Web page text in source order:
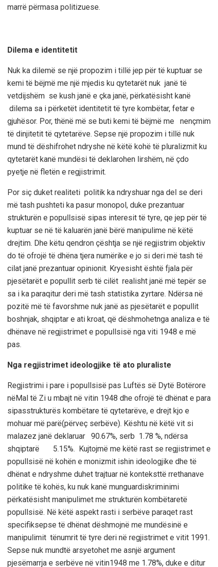
marrë përmasa politizuese.
Dilema e identitetit
Nuk ka dilemë se një propozim i tillë jep për të kuptuar se
kemi të bëjmë me një mjedis ku qytetarët nuk janë të
vetdijshëm se kush janë e çka janë, përkatësisht kanë
dilema sa i përketët identitetit të tyre kombëtar, fetar e
gjuhësor. Por, thënë më se buti kemi të bëjmë me
nençmim
të dinjitetit të qytetarëve. Sepse një propozim i tillë nuk
mund të dëshifrohet ndryshe në këtë kohë të pluralizmit ku
qytetarët kanë mundësi të deklarohen lirshëm, në çdo
pyetje në fletën e regjistrimit.
Por siç duket realiteti politik ka ndryshuar nga del se deri
më tash pushteti ka pasur monopol, duke prezantuar
strukturën e popullsisë sipas interesit të tyre, qe jep për të
kuptuar se në të kaluarën janë bërë manipulime në këtë
drejtim. Dhe këtu qendron çështja se një regjistrim objektiv
do të ofrojë të dhëna tjera numërike e jo si deri më tash të
cilat janë prezantuar opinionit. Kryesisht është fjala për
pjesëtarët e popullit serb të cilët realisht janë më tepër se
sa i ka paraqitur deri më tash statistika zyrtare. Ndërsa në
pozitë më të favorshme nuk janë as pjesëtarët e popullit
boshnjak, shqiptar e ati kroat, që dëshmohetnga analiza e të
dhënave në regjistrimet e popullsisë nga viti 1948 e më
pas.
Nga regjistrimet ideologjike të ato pluraliste
Regjistrimi i pare i popullsisë pas Luftës së Dytë Botërore
në Mal të Zi u mbajt në vitin 1948 dhe ofrojë të dhënat e para
sipasstrukturës kombëtare të qytetarëve, e drejt kjo e
mohuar më parë(përveç serbëve). Kështu në këtë vit si
malazez janë deklaruar 90.67%, serb 1.78 %, ndërsa
shqiptarë
5.15%. Kujtojmë me këtë rast se regjistrimet e
popullsisë në kohën e monizmit ishin ideologjike dhe të
dhënat e ndryshme duhet trajtuar në konteksttë rrethanave
politike të kohës, ku nuk kanë munguardiskriminimi
përkatësisht manipulimet me strukturën kombëtaretë
popullsisë. Në këtë aspekt rasti i serbëve paraqet rast
specifiksepse të dhënat dëshmojnë me mundësinë e
manipulimit tënumrit të tyre deri në regjistrimet e vitit 1991.
Sepse nuk mundtë arsyetohet me asnjë argument
pjesëmarrja e serbëve në vitin1948 me 1.78%, duke e ditur